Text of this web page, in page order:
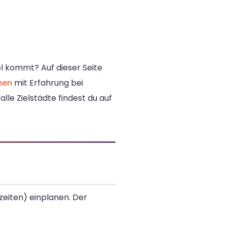
kommt? Auf dieser Seite
mit Erfahrung bei
Zielstädte findest du auf
einplanen. Der